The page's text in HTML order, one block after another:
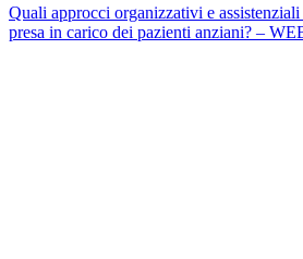
Quali approcci organizzativi e
presa in carico dei pazienti anziani? –